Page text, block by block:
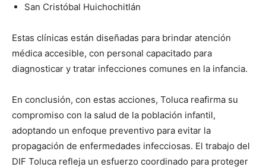
San Cristóbal Huichochitlán
Estas clínicas están diseñadas para brindar atención
médica accesible, con personal capacitado para
diagnosticar y tratar infecciones comunes en la infancia.
En conclusión, con estas acciones, Toluca reafirma su
compromiso con la salud de la población infantil,
adoptando un enfoque preventivo para evitar la
propagación de enfermedades infecciosas. El trabajo del
DIF Toluca refleja un esfuerzo coordinado para proteger